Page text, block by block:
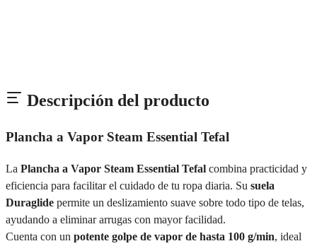
Descripción del producto
Plancha a Vapor Steam Essential Tefal
La Plancha a Vapor Steam Essential Tefal combina practicidad y
eficiencia para facilitar el cuidado de tu ropa diaria. Su suela
Duraglide permite un deslizamiento suave sobre todo tipo de telas,
ayudando a eliminar arrugas con mayor facilidad.
Cuenta con un potente golpe de vapor de hasta 100 g/min, ideal